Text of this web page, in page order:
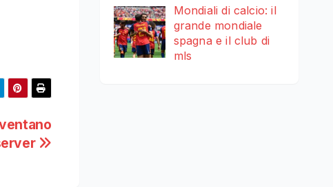
Mondiali di calcio: il
grande mondiale
spagna e il club di
mls